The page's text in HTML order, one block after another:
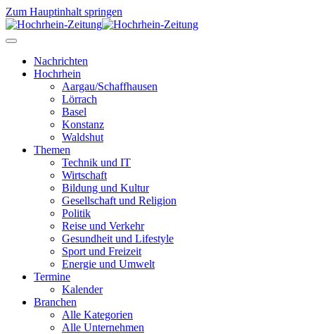
Zum Hauptinhalt springen
Nachrichten
Hochrhein
Aargau/Schaffhausen
Lörrach
Basel
Konstanz
Waldshut
Themen
Technik und IT
Wirtschaft
Bildung und Kultur
Gesellschaft und Religion
Politik
Reise und Verkehr
Gesundheit und Lifestyle
Sport und Freizeit
Energie und Umwelt
Termine
Kalender
Branchen
Alle Kategorien
Alle Unternehmen